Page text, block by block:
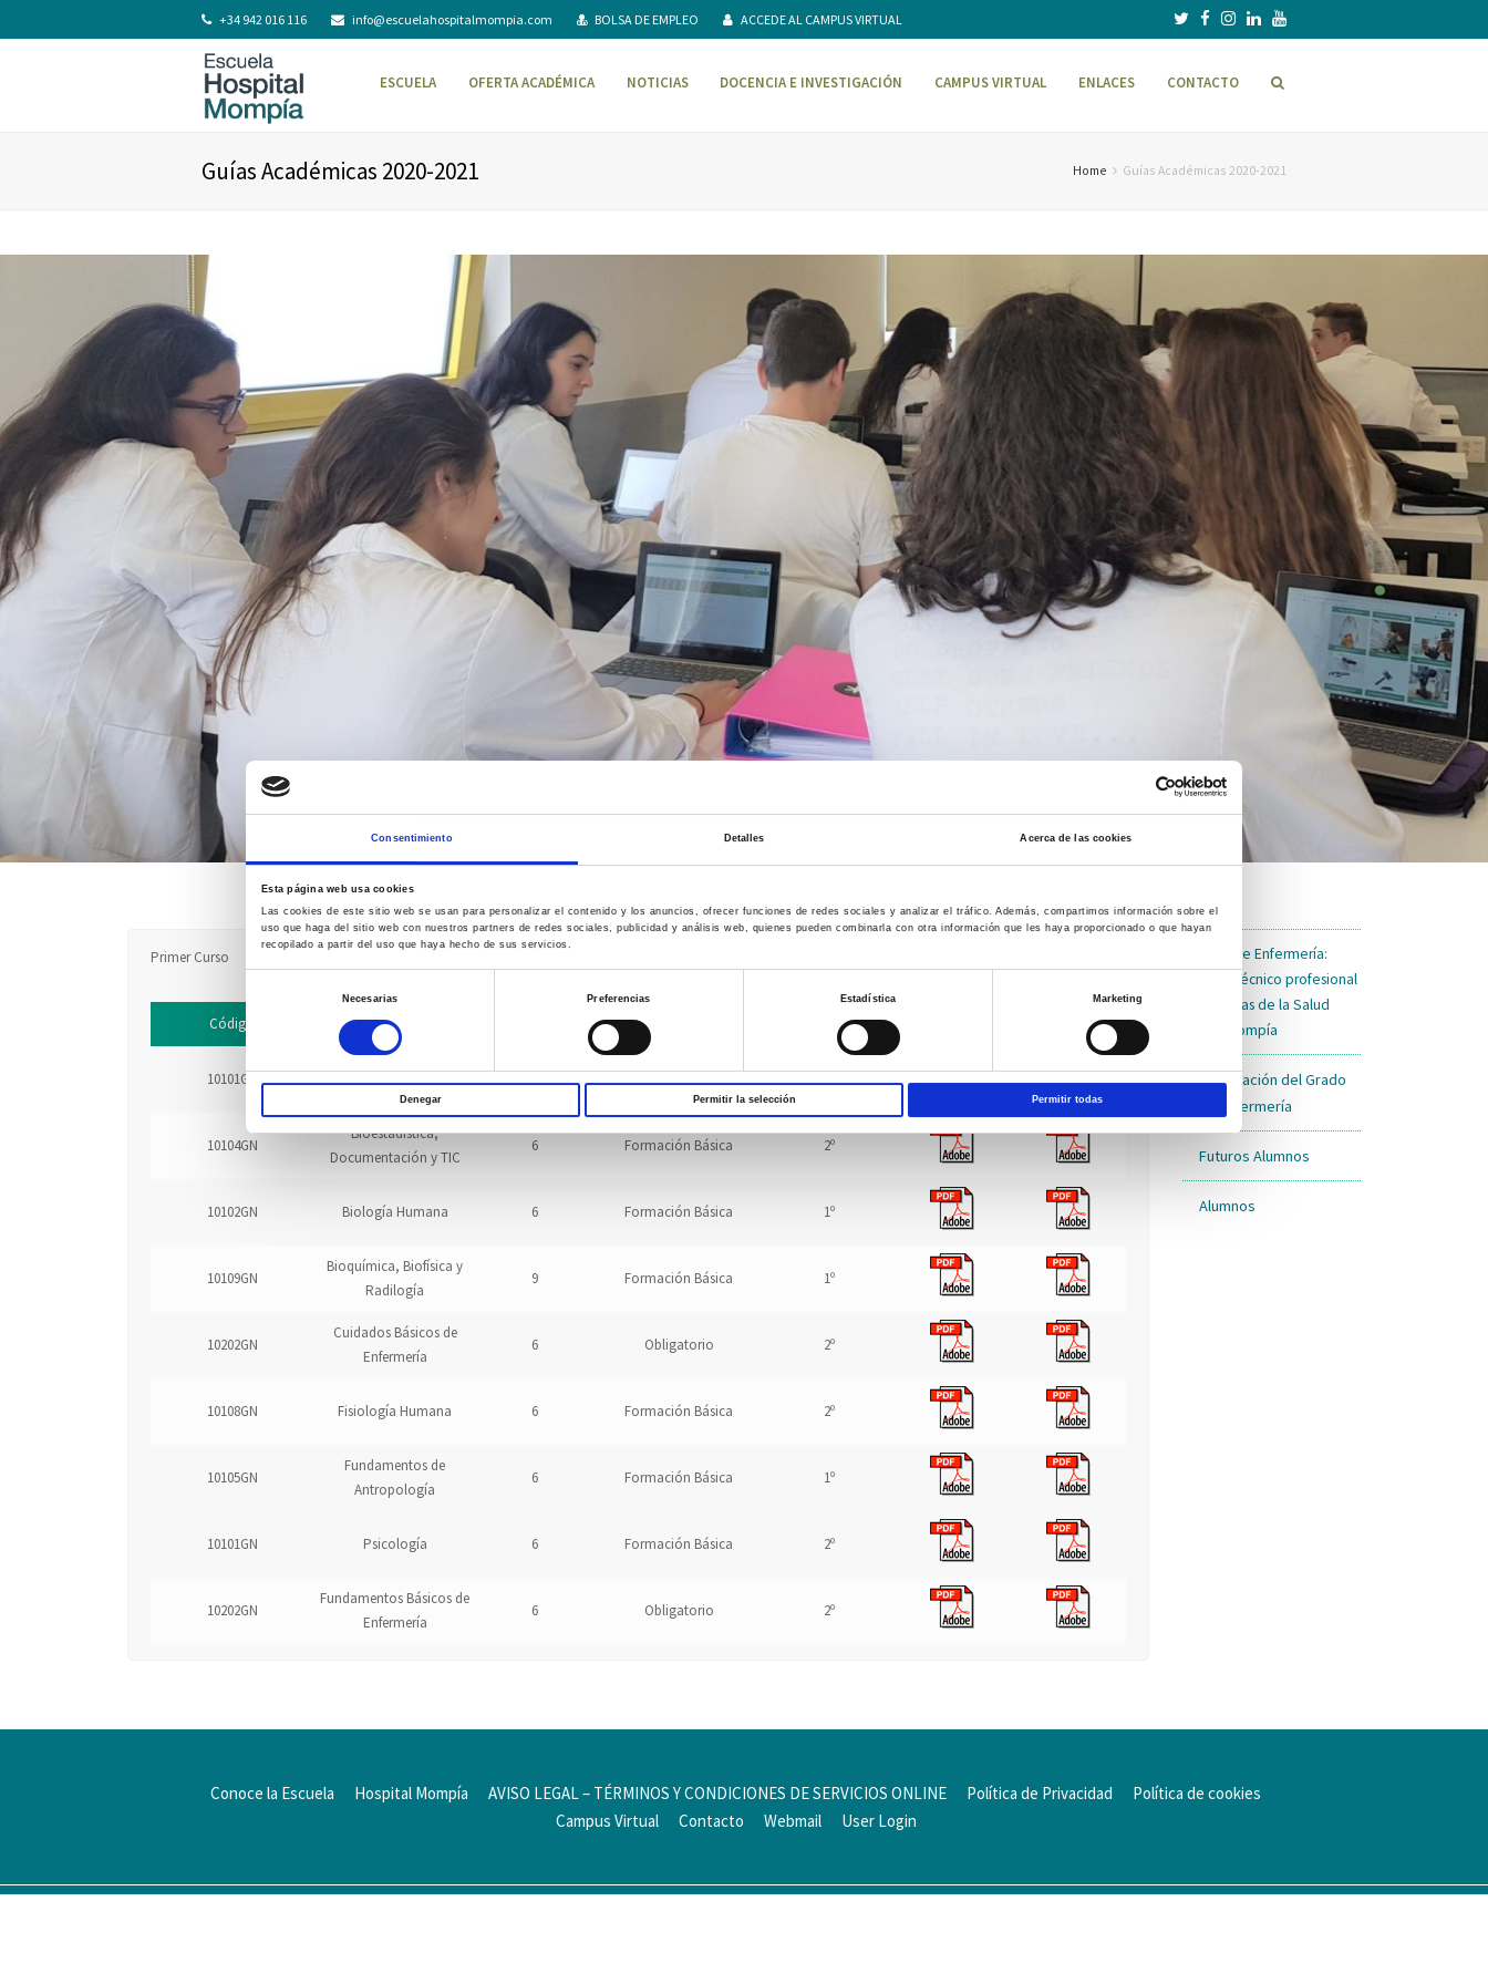
Consentimiento Detalles Acerca de las cookies
Esta página web usa cookies
Las cookies de este sitio web se usan para personalizar el contenido y los anuncios, ofrecer funciones de redes sociales y analizar el tráfico. Además, compartimos información sobre el
uso que haga del sitio web con nuestros partners de redes sociales, publicidad y análisis web, quienes pueden combinarla con otra información que les haya proporcionado o que hayan
recopilado a partir del uso que haya hecho de sus servicios.
Necesarias Preferencias Estadística Marketing
Denegar Permitir la selección Permitir todas
+34 942 016 116 info@escuelahospitalmompia.com BOLSA DE EMPLEO ACCEDE AL CAMPUS VIRTUAL
ESCUELA OFERTA ACADÉMICA NOTICIAS DOCENCIA E INVESTIGACIÓN CAMPUS VIRTUAL ENLACES CONTACTO
Guías Académicas 2020-2021 Home Guías Académicas 2020-2021
Primer Curso
Código Asignatura Semestre Anexo I-II
10101GN Anatomía Humana 9 Formación Básica 1º
10104GN
Bioestadística,
Documentación y TIC
6 Formación Básica 2º
10102GN Biología Humana 6 Formación Básica 1º
10109GN
Bioquímica, Biofísica y
Radilogía
9 Formación Básica 1º
10202GN
Cuidados Básicos de
Enfermería
6 Obligatorio 2º
10108GN Fisiología Humana 6 Formación Básica 2º
10105GN
Fundamentos de
Antropología
6 Formación Básica 1º
10101GN Psicología 6 Formación Básica 2º
10202GN
Fundamentos Básicos de
Enfermería
6 Obligatorio 2º
Escuela de Enfermería:
Escuela Técnico profesional
en Ciencias de la Salud
Clínica Mompía
Información del Grado
en Enfermería
Futuros Alumnos
Alumnos
Conoce la Escuela Hospital Mompía AVISO LEGAL – TÉRMINOS Y CONDICIONES DE SERVICIOS ONLINE Política de Privacidad
Política de cookies
Campus Virtual
Contacto Webmail User Login